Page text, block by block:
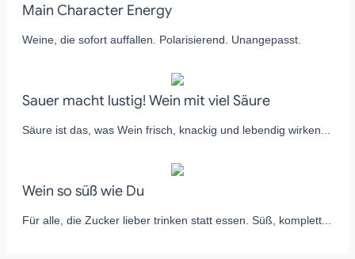
Main Character Energy
Weine, die sofort auffallen. Polarisierend. Unangepasst.
Sauer macht lustig! Wein mit viel Säure
Säure ist das, was Wein frisch, knackig und lebendig wirken...
Wein so süß wie Du
Für alle, die Zucker lieber trinken statt essen. Süß, komplett...